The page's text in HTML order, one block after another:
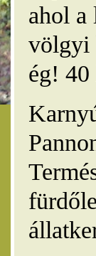
ahol a
völgyi
ég!